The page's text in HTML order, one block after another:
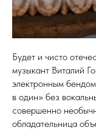
Будет и чисто
музыкант Виталий
электронным
в один» без
совершенно
обладательница